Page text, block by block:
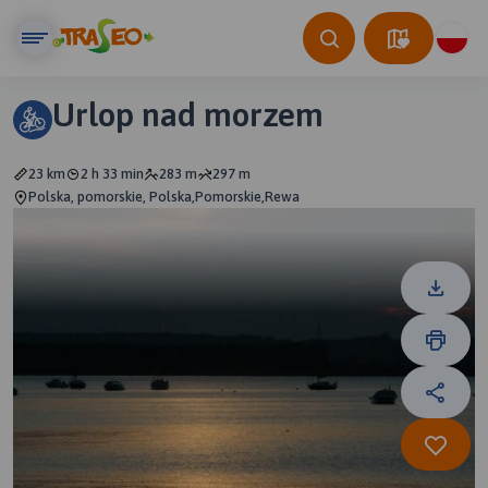
Urlop nad morzem
23 km 2 h 33 min 283 m
297 m
Polska, pomorskie, Polska,Pomorskie,Rewa